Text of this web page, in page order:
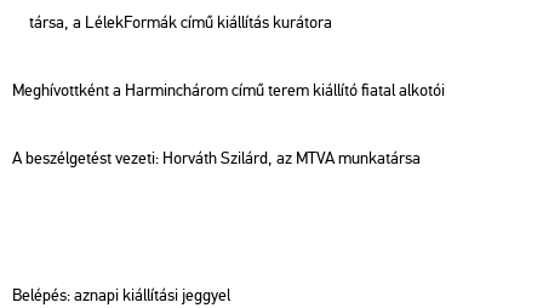
tár­sa, a Lé­lek­For­mák című ki­ál­lí­tás ku­rá­to­ra
Meg­hí­vott­ként a Har­minc­há­rom című terem ki­ál­lí­tó fi­a­tal al­ko­tói
A be­szél­ge­tést ve­ze­ti: Hor­váth Szi­lárd, az MTVA mun­ka­tár­sa
Be­lé­pés: az­na­pi ki­ál­lí­tá­si jeggyel